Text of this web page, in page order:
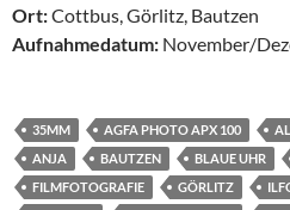
Ort:Cottbus, Görlitz, Bautzen
Aufnahmedatum: November/
35MM AGFA PHOTO APX 100
ANJA
BAUTZEN BLAUE UHR
FILMFOTOGRAFIE
GÖRLITZ